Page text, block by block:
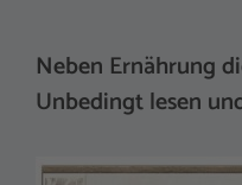
Neben Ernährung
Unbedingt lesen